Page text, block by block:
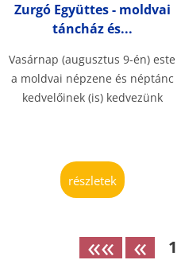
Zurgó Együttes - moldvai
táncház és...
Vasárnap (augusztus 9-én) este
a moldvai népzene és néptánc
kedvelőinek (is) kedvezünk
részletek
«« « 1